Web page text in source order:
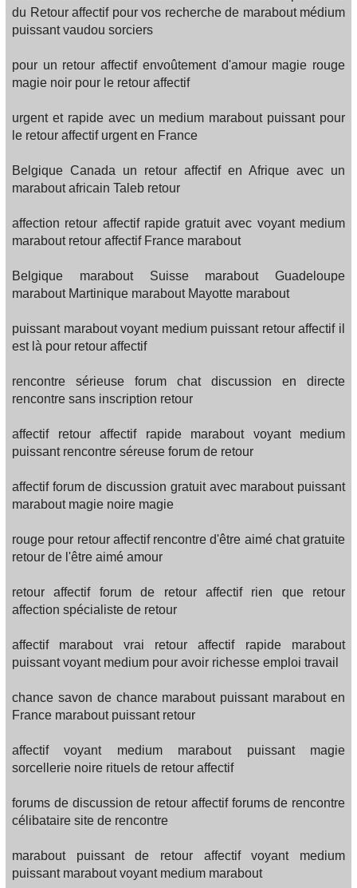
du Retour affectif pour vos recherche de marabout médium
puissant vaudou sorciers
pour un retour affectif envoûtement d'amour magie rouge
magie noir pour le retour affectif
urgent et rapide avec un medium marabout puissant pour
le retour affectif urgent en France
Belgique Canada un retour affectif en Afrique avec un
marabout africain Taleb retour
affection retour affectif rapide gratuit avec voyant medium
marabout retour affectif France marabout
Belgique marabout Suisse marabout Guadeloupe
marabout Martinique marabout Mayotte marabout
puissant marabout voyant medium puissant retour affectif il
est là pour retour affectif
rencontre sérieuse forum chat discussion en directe
rencontre sans inscription retour
affectif retour affectif rapide marabout voyant medium
puissant rencontre séreuse forum de retour
affectif forum de discussion gratuit avec marabout puissant
marabout magie noire magie
rouge pour retour affectif rencontre d'être aimé chat gratuite
retour de l'être aimé amour
retour affectif forum de retour affectif rien que retour
affection spécialiste de retour
affectif marabout vrai retour affectif rapide marabout
puissant voyant medium pour avoir richesse emploi travail
chance savon de chance marabout puissant marabout en
France marabout puissant retour
affectif voyant medium marabout puissant magie
sorcellerie noire rituels de retour affectif
forums de discussion de retour affectif forums de rencontre
célibataire site de rencontre
marabout puissant de retour affectif voyant medium
puissant marabout voyant medium marabout